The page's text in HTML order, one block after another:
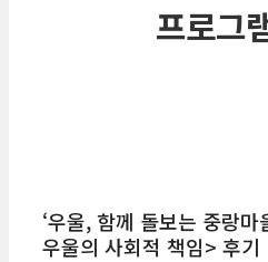
프로그
‘우울, 함께 돌보는 중랑마
우울의 사회적 책임> 후기